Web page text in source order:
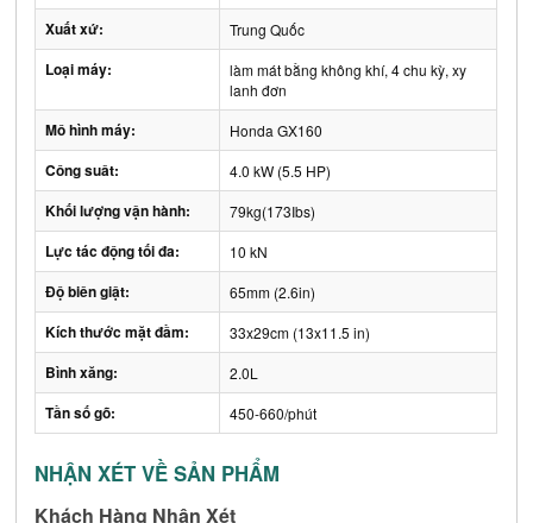
Xuất xứ: Trung Quốc
Loại máy:
làm mát bằng không khí, 4 chu kỳ, xy
lanh đơn
Mô hình máy: Honda GX160
Công suât: 4.0 kW (5.5 HP)
Khối lượng vận hành: 79kg(173Ibs)
Lực tác động tối đa: 10 kN
Độ biên giật: 65mm (2.6in)
Kích thước mặt đầm: 33x29cm (13x11.5 in)
Bình xăng: 2.0L
Tần số gõ: 450-660/phút
NHẬN XÉT VỀ SẢN PHẨM
Khách Hàng Nhận Xét